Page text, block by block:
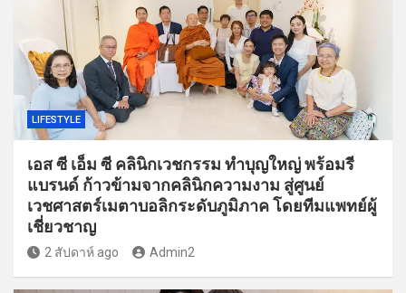
LIFESTYLE
เอส ซี เอ็ม ซี คลินิกเวชกรรม ทำบุญใหญ่ พร้อมรี
แบรนด์ ก้าวข้ามจากคลินิกความงาม สู่ศูนย์
เวชศาสตร์เมตาบอลิกระดับภูมิภาค โดยทีมแพทย์ผู้
เชี่ยวชาญ
2 สัปดาห์ ago Admin2